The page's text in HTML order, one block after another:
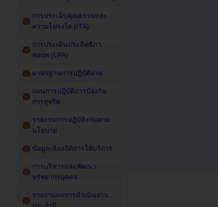
การประเมินคุณธรรมและ
ความโปร่งใส (ITA)
การประเมินประสิทธิภา
พอปท (LPA)
มาตรฐานการปฏิบัติงาน
แผนการปฎิบัติการป้องกัน
การทุจริต
รายงานการปฏิบัติงานตาม
นโยบาย
ข้อมูลเชิงสถิติการให้บริการ
การบริหารและพัฒนา
ทรัพยากรบุคคล
รายงานผลการดำเนินงาน